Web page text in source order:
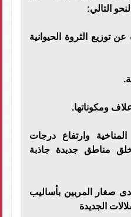
التالي:
توزيع الثروة الحيوانية
ومكوناتها.
وارتفاع درجات
مناطق جديدة جاذبة
صغار المربين بأساليب
الجديدة